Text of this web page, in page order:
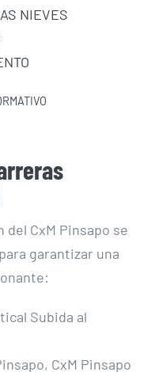
NIEVES
del CxM Pinsapo se
garantizar una
Subida al
CxM Pinsapo